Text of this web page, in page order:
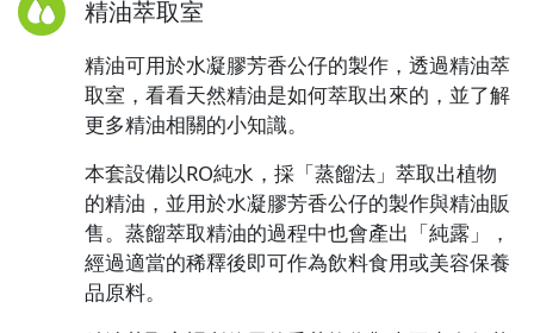
精油萃取室
精油可用於水凝膠芳香公仔的製作，透過精油萃
取室，看看天然精油是如何萃取出來的，並了解
更多精油相關的小知識。
本套設備以RO純水，採「蒸餾法」萃取出植物
的精油，並用於水凝膠芳香公仔的製作與精油販
售。蒸餾萃取精油的過程中也會產出「純露」，
經過適當的稀釋後即可作為飲料食用或美容保養
品原料。